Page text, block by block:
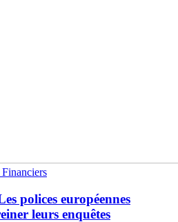
polices européennes
leurs enquêtes